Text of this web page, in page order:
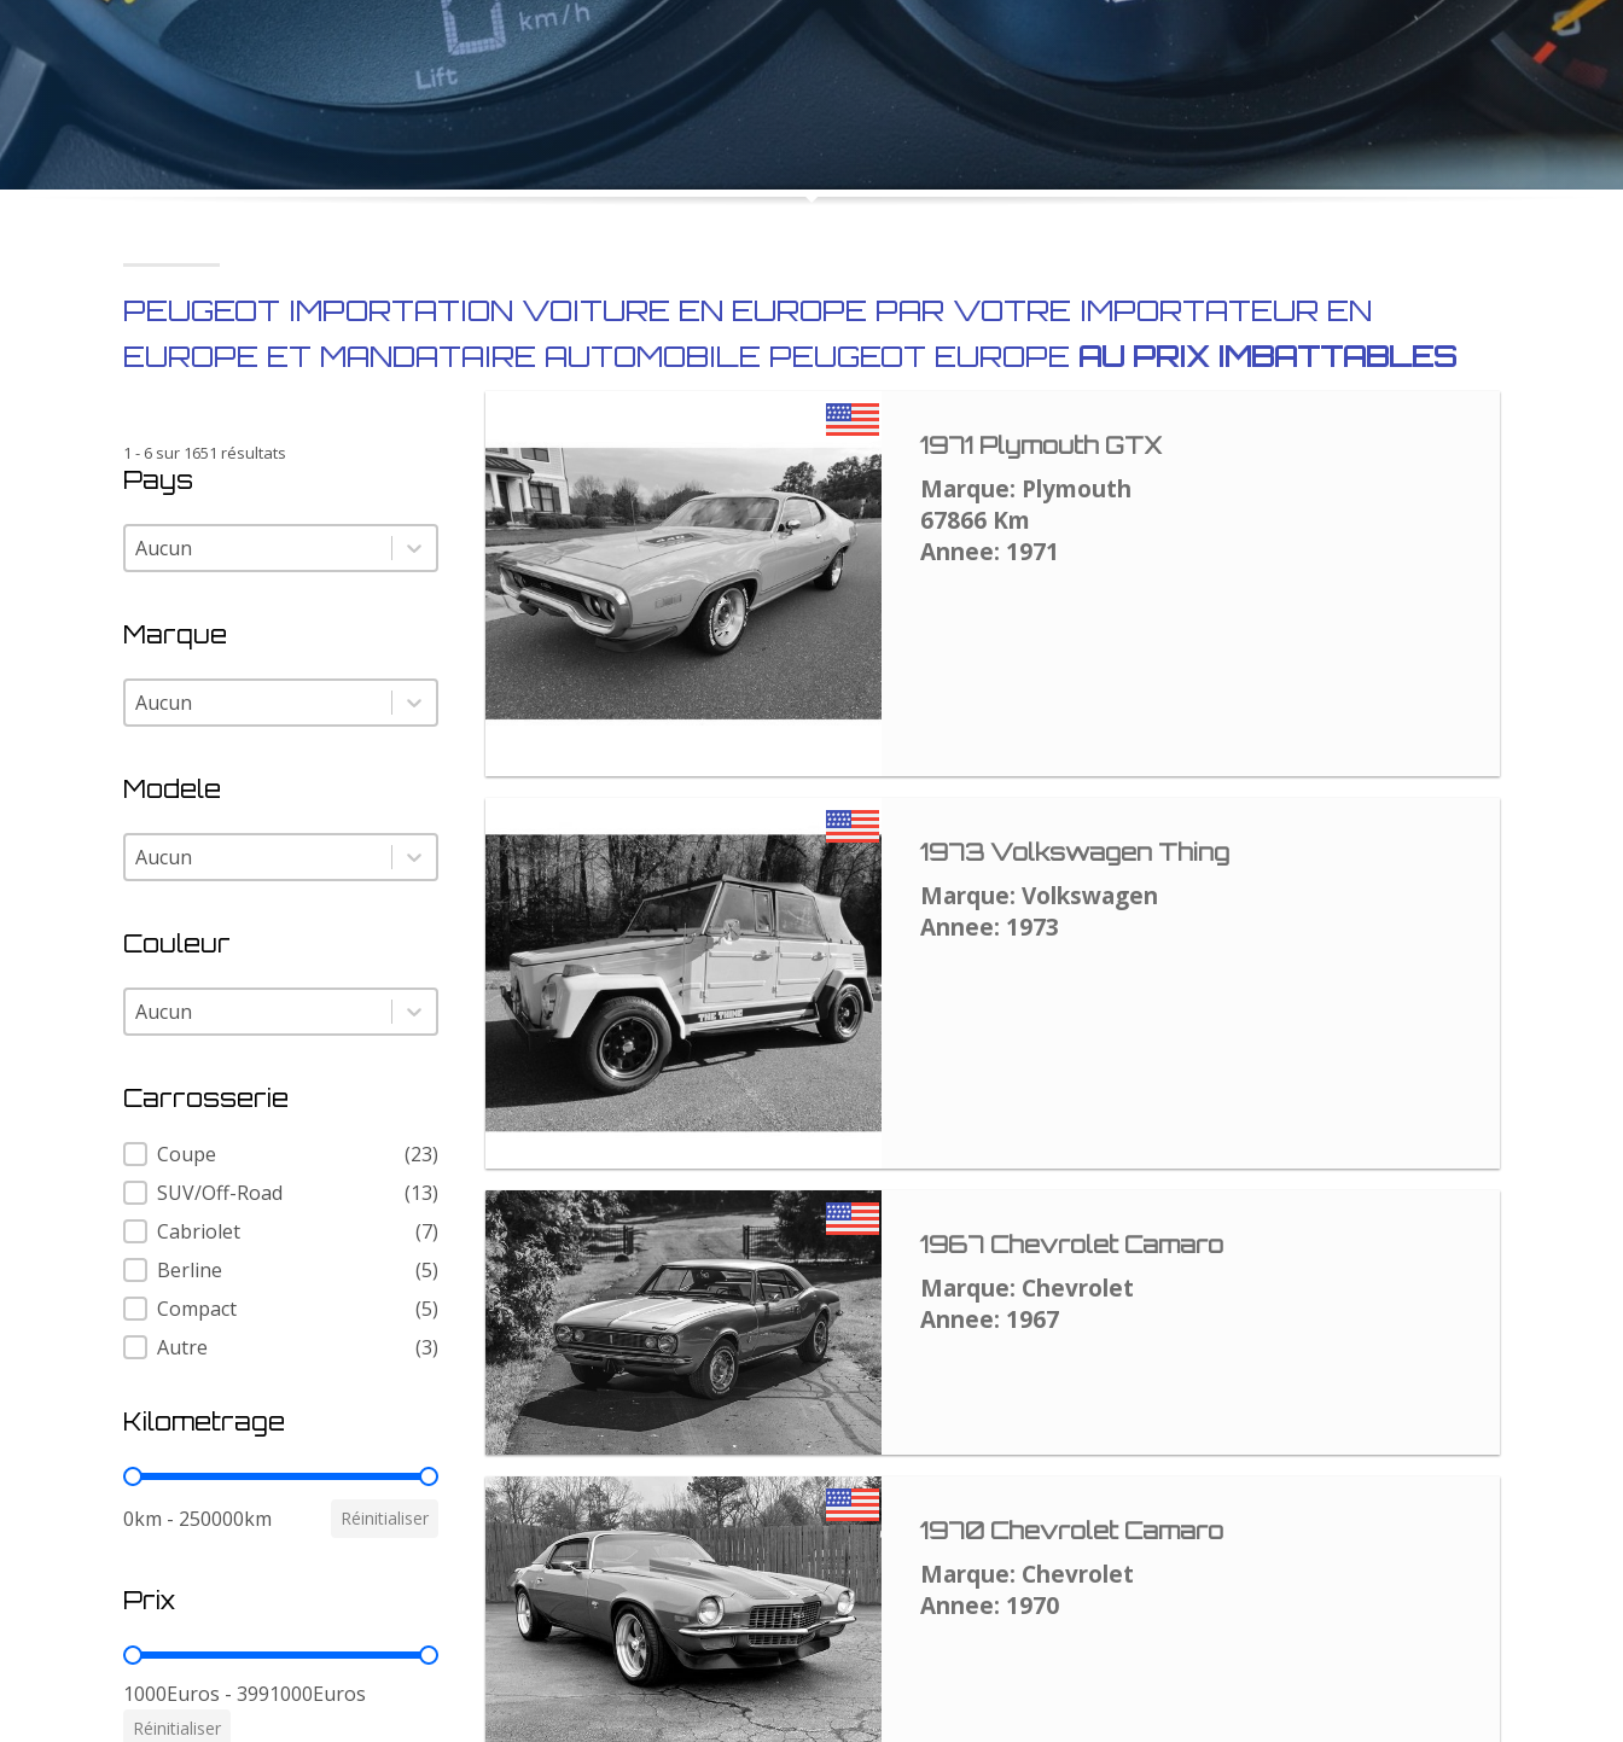
PEUGEOT IMPORTATION VOITURE EN EUROPE PAR VOTRE IMPORTATEUR EN
EUROPE ET MANDATAIRE AUTOMOBILE PEUGEOT EUROPE AU PRIX IMBATTABLES
1 - 6 sur 1651 résultats
Pays
Pays
Pays
Marque
Marque
Marque
Modele
Modele
Modele
Couleur
Couleur
Couleur
Carrosserie
Carrosserie
Coupe
(23)
SUV/Off-Road
(13)
Cabriolet
(7)
Berline
(5)
Compact
(5)
Autre
(3)
Kilometrage
Kilometrage
0km - 250000km Réinitialiser
Prix
Prix
1000Euros - 3991000Euros
Réinitialiser
1971 Plymouth GTX
Marque: Plymouth
67866 Km
Annee: 1971
1973 Volkswagen Thing
Marque: Volkswagen
Annee: 1973
1967 Chevrolet Camaro
Marque: Chevrolet
Annee: 1967
1970 Chevrolet Camaro
Marque: Chevrolet
Annee: 1970